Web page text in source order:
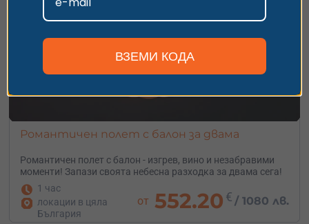
Романтичен полет с балон за двама
Романтичен полет с балон - изгрев, вино и незабравими
моменти! Запази своята небесна разходка за двама сега!
1 час
локации в цяла
България
от 552.20 € / 1080 лв.
ВЗЕМИ КОДА